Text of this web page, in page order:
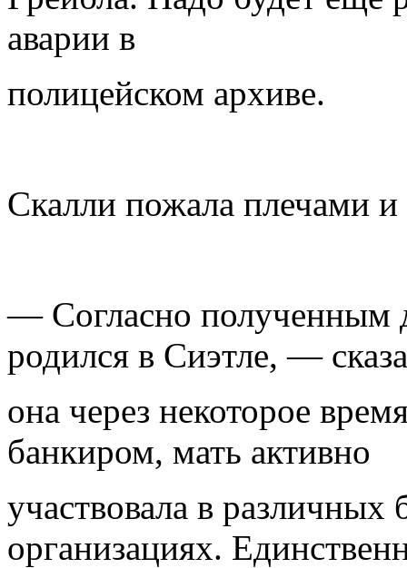
аварии в
полицейском архиве.
Скалли пожала плечами и
— Согласно полученным
родился в Сиэтле, —
она через некоторое
банкиром, мать активно
участвовала в различных
организациях.